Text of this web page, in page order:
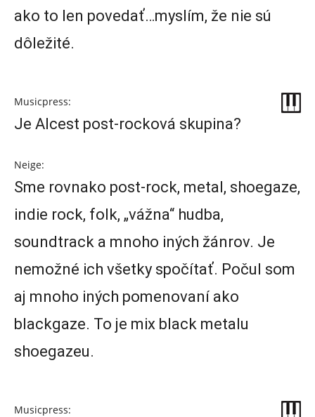
ako to len povedať…myslím, že nie sú
dôležité.
Musicpress:
Je Alcest post-rocková skupina?
Neige:
Sme rovnako post-rock, metal, shoegaze,
indie rock, folk, „vážna“ hudba,
soundtrack a mnoho iných žánrov. Je
nemožné ich všetky spočítať. Počul som
aj mnoho iných pomenovaní ako
blackgaze. To je mix black metalu
shoegazeu.
Musicpress: